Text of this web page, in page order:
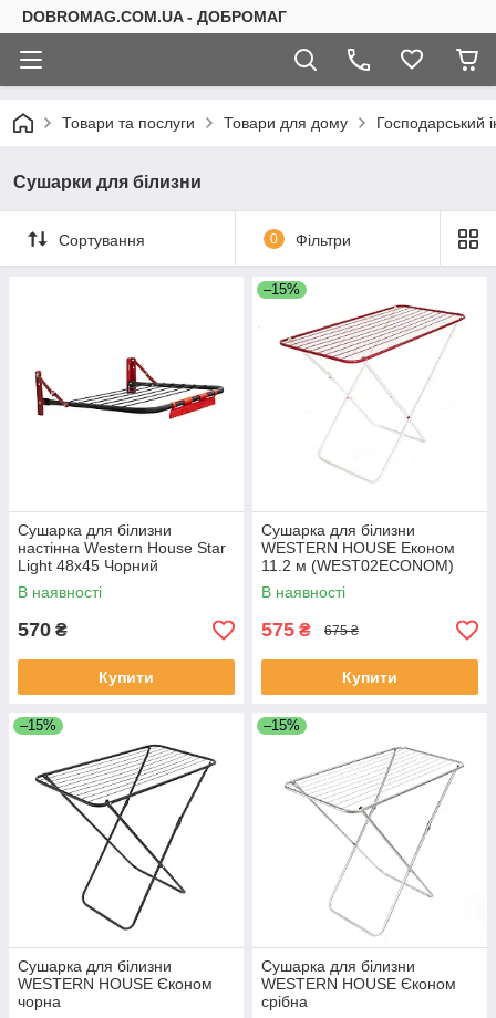
DOBROMAG.COM.UA - ДОБРОМАГ
Товари та послуги Товари для дому Господарський
Сушарки для білизни
Сортування 0 Фільтри
Сушарка для білизни
настінна Western House Star
Light 48x45 Чорний
В наявності
570 ₴
Купити
–15%
Сушарка для білизни
WESTERN HOUSE Економ
11.2 м (WEST02ECONOM)
В наявності
575 ₴ 675 ₴
Купити
–15%
Сушарка для білизни
WESTERN HOUSE Єконом
чорна
–15%
Сушарка для білизни
WESTERN HOUSE Єконом
срібна